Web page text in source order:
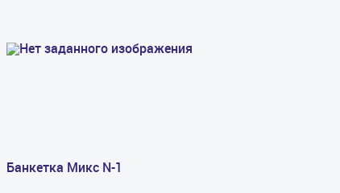
Банкетка Микс N-1